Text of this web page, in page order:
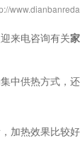
来电咨询有关
中供热方式，
加热效果比较